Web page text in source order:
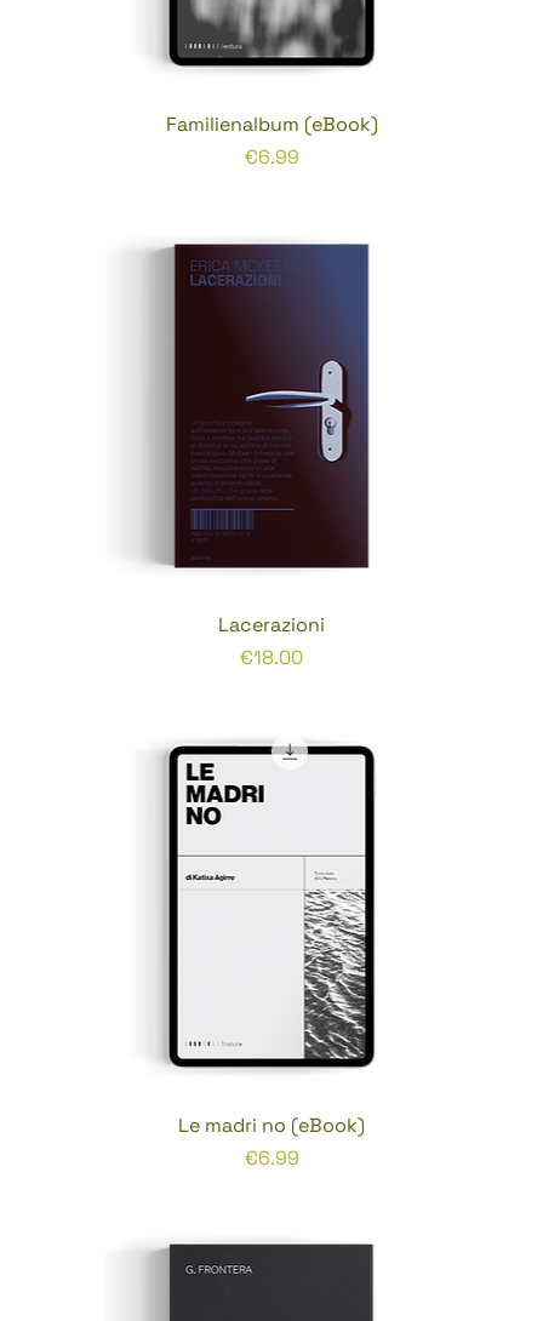
Familienalbum (eBook)
Prezzo
€6.99
Lacerazioni
Prezzo
€18.00
Le madri no (eBook)
Prezzo
€6.99